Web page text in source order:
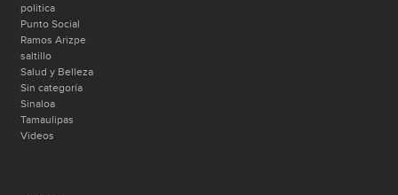
politica
Punto Social
Ramos Arizpe
saltillo
Salud y Belleza
Sin categoría
Sinaloa
Tamaulipas
Videos